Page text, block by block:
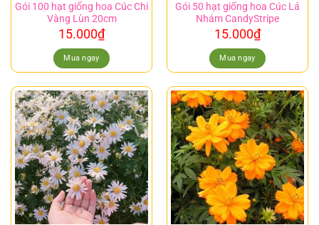
Gói 100 hạt giống hoa Cúc Chi
Vàng Lùn 20cm
15.000₫
Mua ngay
Gói 50 hạt giống hoa Cúc Lá
Nhám CandyStripe
15.000₫
Mua ngay